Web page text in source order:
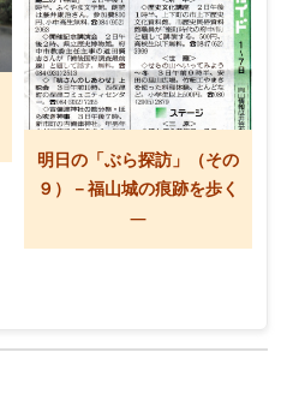
明日の「ぶら探訪」（その
９）－福山城の痕跡を歩く
―